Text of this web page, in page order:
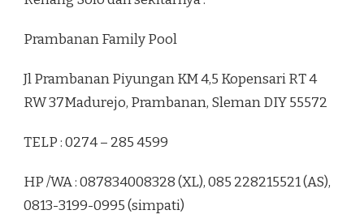
Prambanan Family Pool
Jl Prambanan Piyungan KM 4,5 Kopensari RT 4
RW 37Madurejo, Prambanan, Sleman DIY 55572
TELP : 0274 – 285 4599
HP /WA : 087834008328 (XL), 085 228215521 (AS),
0813-3199-0995 (simpati)